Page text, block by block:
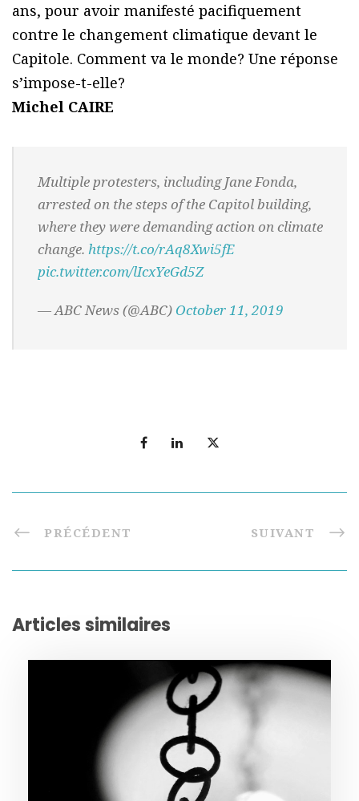
ans, pour avoir manifesté pacifiquement
contre le changement climatique devant le
Capitole. Comment va le monde? Une réponse
s’impose-t-elle?
Michel CAIRE
Multiple protesters, including Jane Fonda,
arrested on the steps of the Capitol building,
where they were demanding action on climate
change. https://t.co/rAq8Xwi5fE
pic.twitter.com/lIcxYeGd5Z
— ABC News (@ABC) October 11, 2019
PRÉCÉDENT SUIVANT
Articles similaires